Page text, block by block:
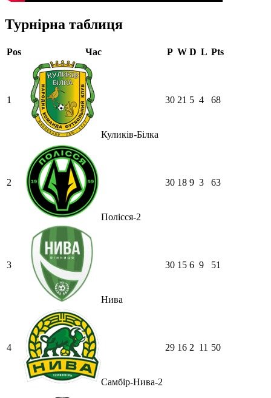
Турнірна таблиця
Pos Час P W D L Pts
1
Куликів-Білка
30 21 5 4 68
2
Полісся-2
30 18 9 3 63
3
Нива
30 15 6 9 51
4
Самбір-Нива-2
29 16 2 11 50